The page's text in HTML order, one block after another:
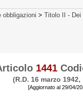
obbligazioni > Titolo II - Dei
1441
(R.D. 16 marzo 1942,
[Aggiornato al 29/04/